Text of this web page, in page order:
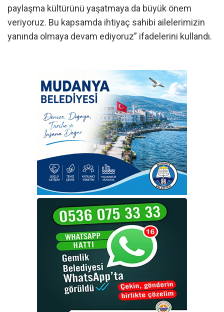
paylaşma kültürünü yaşatmaya da büyük önem
veriyoruz. Bu kapsamda ihtiyaç sahibi ailelerimizin
yanında olmaya devam ediyoruz” ifadelerini kullandı.